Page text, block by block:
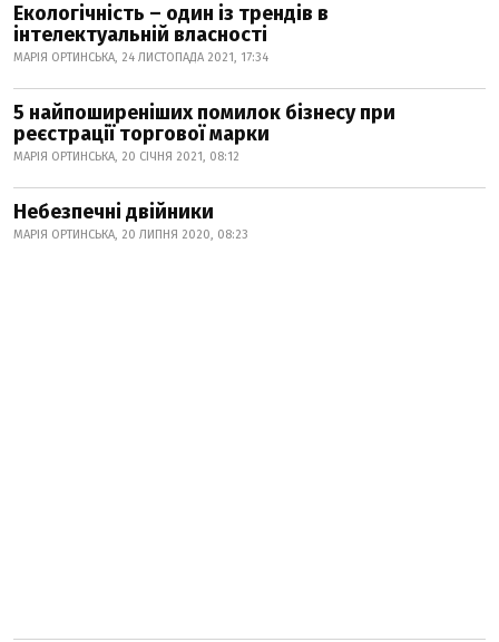
Екологічність – один із трендів в
інтелектуальній власності
МАРІЯ ОРТИНСЬКА, 24 ЛИСТОПАДА 2021, 17:34
5 найпоширеніших помилок бізнесу при
реєстрації торгової марки
МАРІЯ ОРТИНСЬКА, 20 СІЧНЯ 2021, 08:12
Небезпечні двійники
МАРІЯ ОРТИНСЬКА, 20 ЛИПНЯ 2020, 08:23